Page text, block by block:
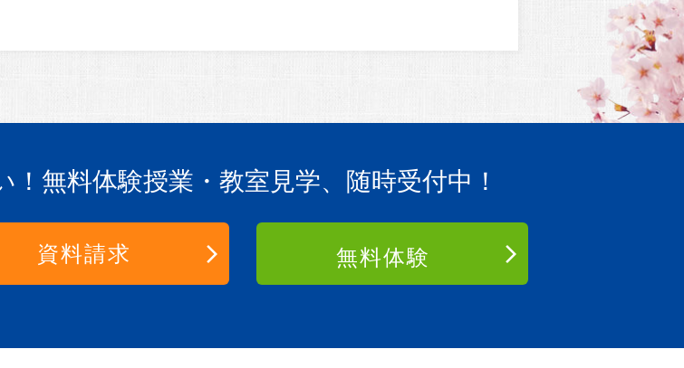
！ 無料体験授業・教室見学、随時受付中！
資料請求 無料体験